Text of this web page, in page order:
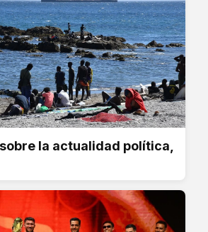
la actualidad política,